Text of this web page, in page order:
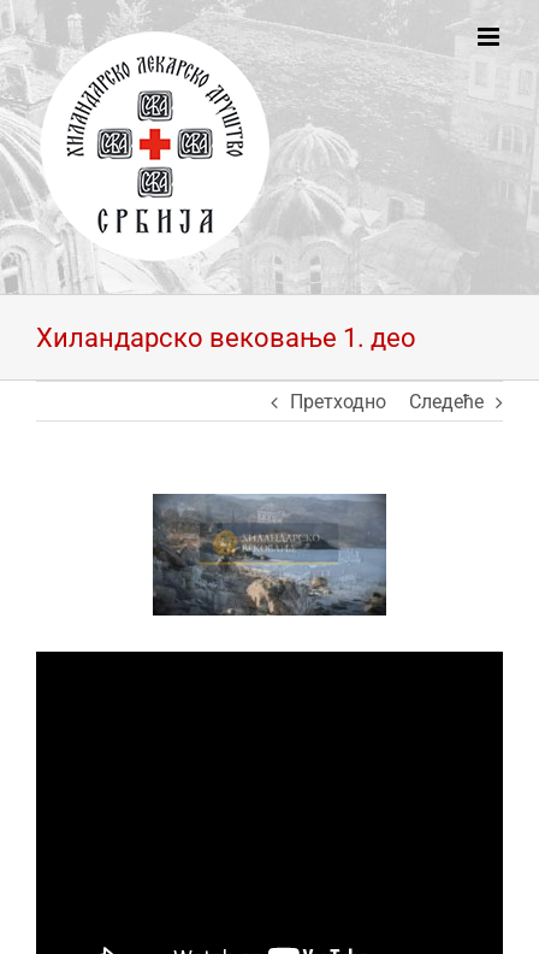
Skip
to
content
Хиландарско вековање 1. део
Претходно Следеће